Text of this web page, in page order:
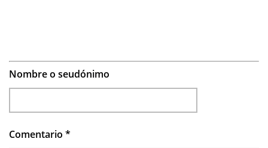
Nombre o seudónimo
Comentario *